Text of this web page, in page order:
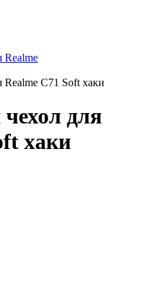
Realme
C71 Soft хаки
для
хаки